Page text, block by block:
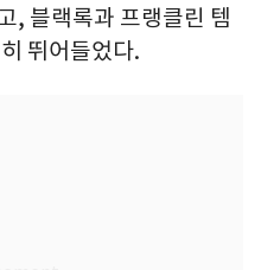
, 블랙록과 프랭클린 템
뛰어들었다.